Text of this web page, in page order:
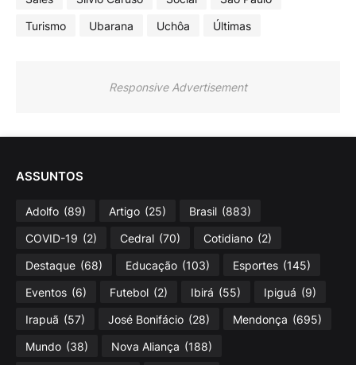
Turismo
Ubarana Uchôa Últimas
Responsive Advertisement
ASSUNTOS
Adolfo (89) Artigo (25) Brasil (883)
COVID-19 (2) Cedral (70) Cotidiano (2)
Destaque (68) Educação (103) Esportes (145)
Eventos (6) Futebol (2) Ibirá (55) Ipiguá (9)
Irapuã (57) José Bonifácio (28) Mendonça (695)
Mundo (38) Nova Aliança (188)